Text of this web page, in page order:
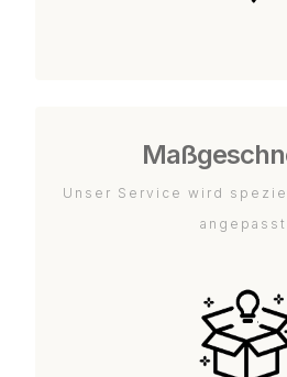
Unser Service wird
angepasst.